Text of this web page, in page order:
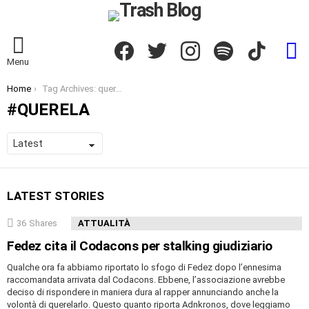
Menu
You are here:
Home Tag Archives: querela
QUERELA
LATEST STORIES
36 Shares ATTUALITÀ
Fedez cita il Codacons per stalking giudiziario
Qualche ora fa abbiamo riportato lo sfogo di Fedez dopo l’ennesima
raccomandata arrivata dal Codacons. Ebbene, l’associazione avrebbe
deciso di rispondere in maniera dura al rapper annunciando anche la
volontà di querelarlo. Questo quanto riporta Adnkronos, dove leggiamo